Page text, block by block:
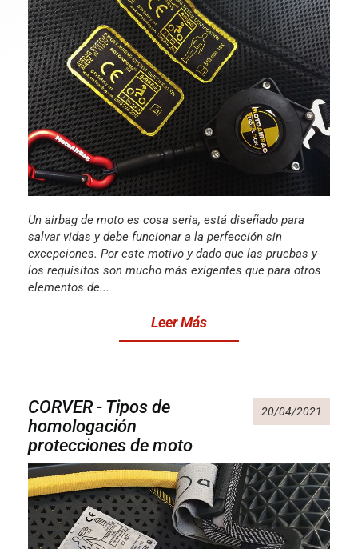
Un airbag de moto es cosa seria, está diseñado para
salvar vidas y debe funcionar a la perfección sin
excepciones. Por este motivo y dado que las pruebas y
los requisitos son mucho más exigentes que para otros
elementos de...
Leer Más
CORVER - Tipos de
homologación
protecciones de moto
20/04/2021